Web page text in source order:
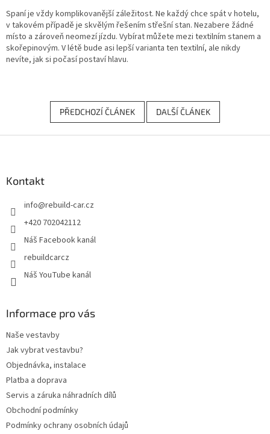
Spaní je vždy komplikovanější záležitost. Ne každý chce spát v hotelu,
v takovém případě je skvělým řešením střešní stan. Nezabere žádné
místo a zároveň neomezí jízdu. Vybírat můžete mezi textilním stanem a
skořepinovým. V létě bude asi lepší varianta ten textilní, ale nikdy
nevíte, jak si počasí postaví hlavu.
PŘEDCHOZÍ ČLÁNEK DALŠÍ ČLÁNEK
Kontakt
info@rebuild-car.cz
+420 702042112
Náš Facebook kanál
rebuildcarcz
Náš YouTube kanál
Informace pro vás
Naše vestavby
Jak vybrat vestavbu?
Objednávka, instalace
Platba a doprava
Servis a záruka náhradních dílů
Obchodní podmínky
Podmínky ochrany osobních údajů